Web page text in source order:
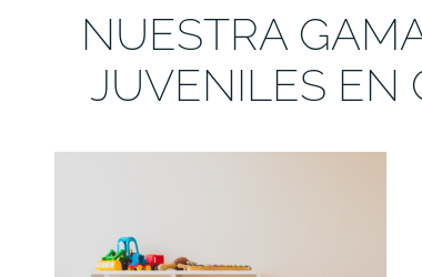
NUESTRA
JUVENILES EN